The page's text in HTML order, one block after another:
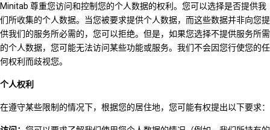
Minitab 尊重您访问和控制您的个人数据的权利。您可以选择是否提供我
们所收集的个人数据。当您被要求提供个人数据，而这些数据并非向您提
供我们的服务所必需的，您可以拒绝。但是，如果您选择不提供服务所需
的个人数据，您可能无法访问某些功能或服务。我们不会因您行使您的任
何权利而歧视您。
个人权利
在遵守某些限制的情况下，根据您的居住地，您可能有权提出以下要求：